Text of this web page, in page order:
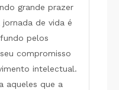
grande prazer
de vida é
pelos
compromisso
intelectual.
aqueles que a